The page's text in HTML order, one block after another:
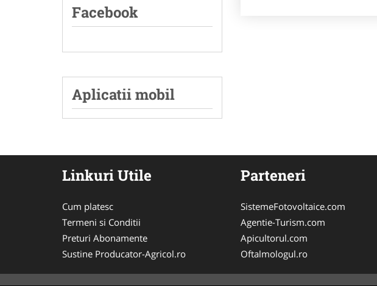
Facebook
Aplicatii mobil
Linkuri Utile
Cum platesc
Termeni si Conditii
Preturi Abonamente
Sustine Producator-Agricol.ro
Parteneri
SistemeFotovoltaice.com
Agentie-Turism.com
Apicultorul.com
Oftalmologul.ro